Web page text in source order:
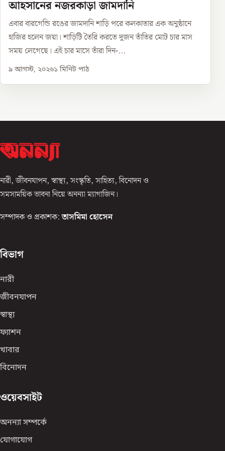
আহসানের নজরকাড়া জামদানি
এবার বারগেন্ডি রঙের জামদানি শাড়ি পরে কলকাতার এক অনুষ্ঠানে
হাজির হলেন জয়া। শাড়িটি তৈরি করতে দুজন তাঁতির মোট চার মাস
সময় লেগেছে। এই চার মাসে তাঁরা দিন-...
৯ আগস্ট, ২০২৬১ মিনিট পাঠ
নারী, জীবনযাপন, স্বাস্থ্য, সংস্কৃতি, সাহিত্য, বিনোদন ও
সমসাময়িক ভাবনা নিয়ে অনন্যা ম্যাগাজিন।
সম্পাদক ও প্রকাশক: তাসমিমা হোসেন
বিভাগ
নারী
জীবনযাপন
স্বাস্থ্য
ফ্যাশন
খাবার
বিনোদন
ওয়েবসাইট
অনন্যা সম্পর্কে
যোগাযোগ